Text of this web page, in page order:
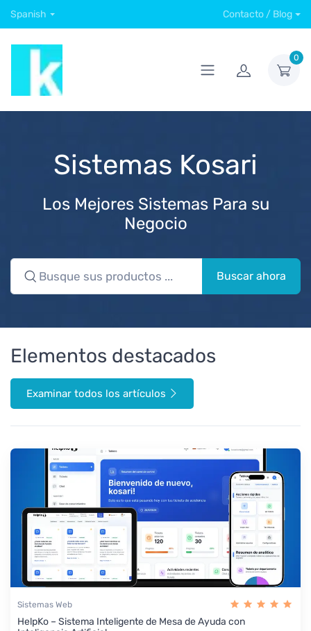
Spanish Contacto / Blog
0
Sistemas Kosari
Los Mejores Sistemas Para su
Negocio
Buscar ahora
Elementos destacados
Examinar todos los artículos
Sistemas Web
HelpKo – Sistema Inteligente de Mesa de Ayuda con